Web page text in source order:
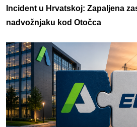
Incident u Hrvatskoj: Zapaljena
nadvožnjaku kod Otočca